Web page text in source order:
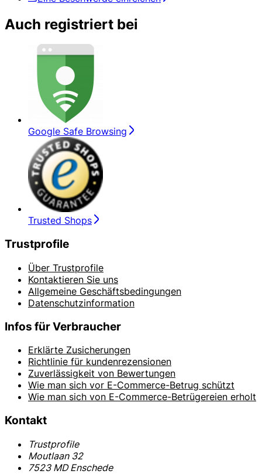
Auch registriert bei
Google Safe Browsing
Trusted Shops
Trustprofile
Über Trustprofile
Kontaktieren Sie uns
Allgemeine Geschäftsbedingungen
Datenschutzinformation
Infos für Verbraucher
Erklärte Zusicherungen
Richtlinie für kundenrezensionen
Zuverlässigkeit von Bewertungen
Wie man sich vor E-Commerce-Betrug schützt
Wie man sich von E-Commerce-Betrügereien erholt
Kontakt
Trustprofile
Moutlaan 32
7523 MD Enschede